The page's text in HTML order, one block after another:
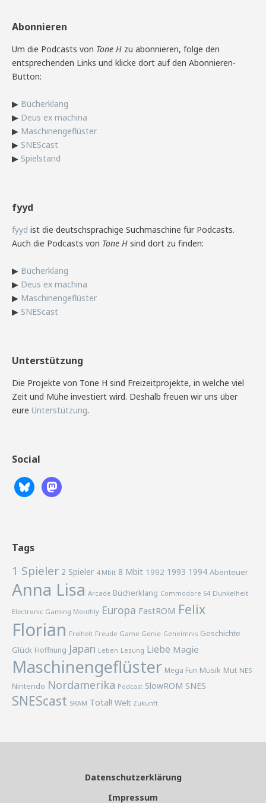
Abonnieren
Um die Podcasts von Tone H zu abonnieren, folge den
entsprechenden Links und klicke dort auf den Abonnieren-
Button:
▶ Bücherklang
▶ Deus ex machina
▶ Maschinengeflüster
▶ SNEScast
▶ Spielstand
fyyd
fyyd ist die deutschsprachige Suchmaschine für Podcasts.
Auch die Podcasts von Tone H sind dort zu finden:
▶ Bücherklang
▶ Deus ex machina
▶ Maschinengeflüster
▶ SNEScast
Unterstützung
Die Projekte von Tone H sind Freizeitprojekte, in welche viel
Zeit und Mühe investiert wird. Deshalb freuen wir uns über
eure Unterstützung.
Social
Tags
1 Spieler 2 Spieler 4 Mbit 8 Mbit 1992 1993 1994 Abenteuer
Anna Lisa Arcade Bücherklang Commodore 64 Dunkelheit
Electronic Gaming Monthly Europa FastROM Felix
Florian Freiheit Freude Game Genie Geheimnis Geschichte
Glück Hoffnung Japan Leben Lesung Liebe Magie
Maschinengeflüster Mega Fun Musik Mut NES
Nintendo Nordamerika Podcast SlowROM SNES
SNEScast SRAM Total! Welt Zukunft
Datenschutzerklärung
Impressum